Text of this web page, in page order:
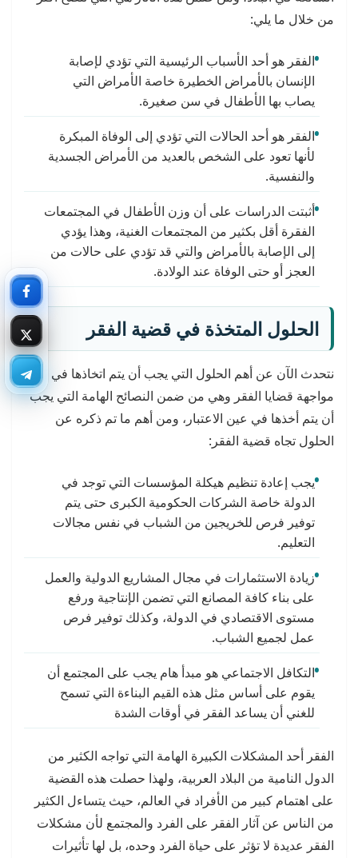
من خلال ما يلي:
الفقر هو أحد الأسباب الرئيسية التي تؤدي لإصابة
الإنسان بالأمراض الخطيرة خاصة الأمراض التي
يصاب بها الأطفال في سن صغيرة.
الفقر هو أحد الحالات التي تؤدي إلى الوفاة المبكرة
لأنها تعود على الشخص بالعديد من الأمراض الجسدية
والنفسية.
أثبتت الدراسات على أن وزن الأطفال في المجتمعات
الفقرة أقل بكثير من المجتمعات الغنية، وهذا يؤدي
إلى الإصابة بالأمراض والتي قد تؤدي على حالات من
العجز أو حتى الوفاة عند الولادة.
الحلول المتخذة في قضية الفقر
نتحدث الآن عن أهم الحلول التي يجب أن يتم اتخاذها في
مواجهة قضايا الفقر وهي من ضمن النصائح الهامة التي يجب
أن يتم أخذها في عين الاعتبار، ومن أهم ما تم ذكره عن
الحلول تجاه قضية الفقر:
يجب إعادة تنظيم هيكلة المؤسسات التي توجد في
الدولة خاصة الشركات الحكومية الكبرى حتى يتم
توفير فرص للخريجين من الشباب في نفس مجالات
التعليم.
زيادة الاستثمارات في مجال المشاريع الدولية والعمل
على بناء كافة المصانع التي تضمن الإنتاجية ورفع
مستوى الاقتصادي في الدولة، وكذلك توفير فرص
عمل لجميع الشباب.
التكافل الاجتماعي هو مبدأ هام يجب على المجتمع أن
يقوم على أساس مثل هذه القيم البناءة التي تسمح
للغني أن يساعد الفقر في أوقات الشدة
الفقر أحد المشكلات الكبيرة الهامة التي تواجه الكثير من
الدول النامية من البلاد العربية، ولهذا حصلت هذه القضية
على اهتمام كبير من الأفراد في العالم، حيث يتساءل الكثير
من الناس عن آثار الفقر على الفرد والمجتمع لأن مشكلات
الفقر عديدة لا تؤثر على حياة الفرد وحده، بل لها تأثيرات